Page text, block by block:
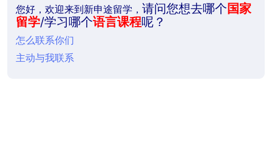
您好，欢迎来到新申途留学， 请问您想去哪个国家
留学/学习哪个语言课程呢？
怎么联系你们
主动与我联系